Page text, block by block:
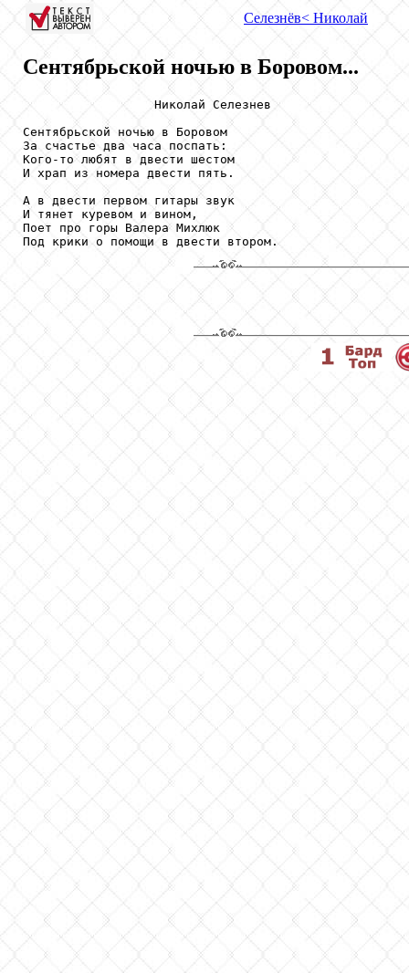
Селезнёв< Николай
Сентябрьской ночью в Боровом...
                  Николай Селезнев
Сентябрьской ночью в Боровом
За счастье два часа поспать:
Кого-то любят в двести шестом
И храп из номера двести пять.
А в двести первом гитары звук
И тянет куревом и вином,
Поет про горы Валера Михлюк
Под крики о помощи в двести втором.